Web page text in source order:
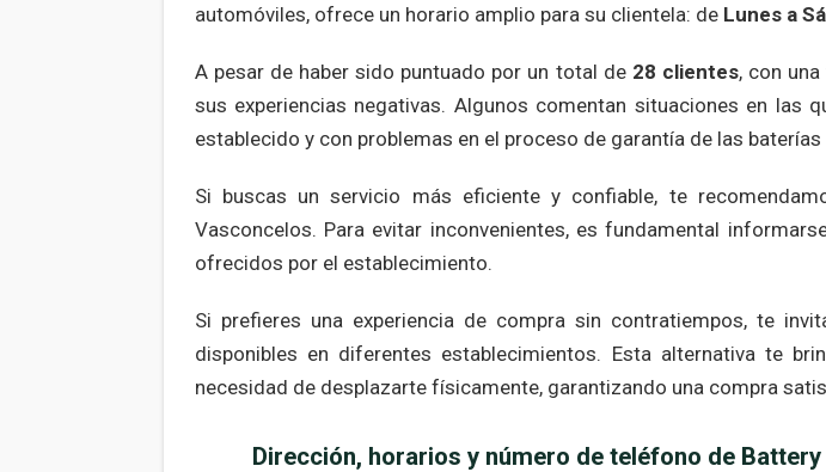
automóviles, ofrece un horario amplio para su clientela: de Lunes a
A pesar de haber sido puntuado por un total de 28 clientes, con
sus experiencias negativas. Algunos comentan situaciones en
establecido y con problemas en el proceso de garantía de las
Si buscas un servicio más eficiente y confiable, te
Vasconcelos. Para evitar inconvenientes, es fundamental
ofrecidos por el establecimiento.
Si prefieres una experiencia de compra sin contratiempos, te
disponibles en diferentes establecimientos. Esta alternativa te
necesidad de desplazarte físicamente, garantizando una compra
Dirección, horarios y número de teléfono de